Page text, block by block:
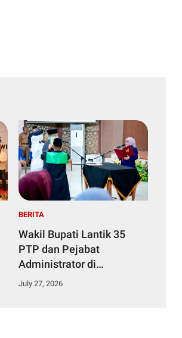
BERITA
Wakil Bupati Lantik 35
PTP dan Pejabat
Administrator di
Lingkungan Pemkab
July 27, 2026